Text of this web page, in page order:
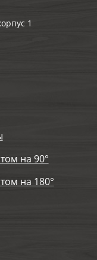
1
на 90°
на 180°